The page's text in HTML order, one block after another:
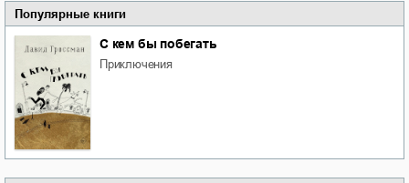
Популярные книги
С кем бы побегать
приключения